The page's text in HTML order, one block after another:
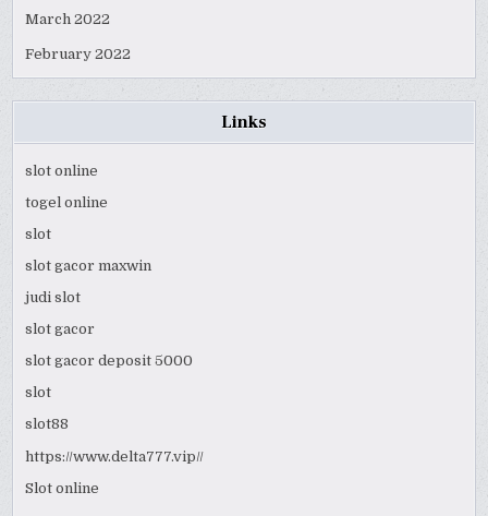
March 2022
February 2022
Links
slot online
togel online
slot
slot gacor maxwin
judi slot
slot gacor
slot gacor deposit 5000
slot
slot88
https://www.delta777.vip//
Slot online